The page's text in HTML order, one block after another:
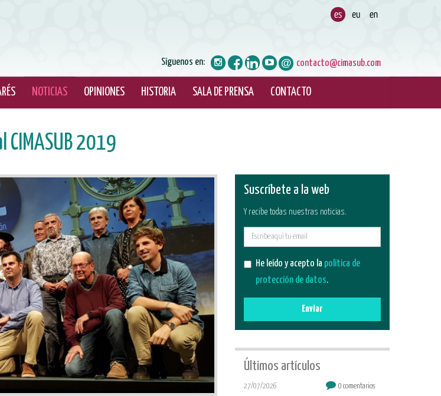
contacto@cimasub.com
Síguenos en:
NOTICIAS OPINIONES HISTORIA SALA DE PRENSA CONTACTO
2019
Suscríbete a la web
Y recibe todas nuestras noticias.
He leído y acepto la política de
protección de datos.
Enviar
Últimos artículos
27/07/2026 0 comentarios